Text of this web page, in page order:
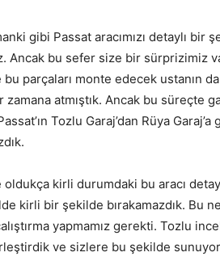
gibi Passat aracımızı detaylı bir
Ancak bu sefer size bir sürprizimiz
bu parçaları monte edecek ustanın
zamana atmıştık. Ancak bu süreçte
Tozlu Garaj’dan Rüya
kirli durumdaki bu aracı
kirli bir şekilde bırakamazdık. Bu
yapmamız gerekti. Tozlu
ve sizlere bu şekilde